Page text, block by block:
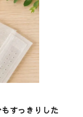
すっきりした